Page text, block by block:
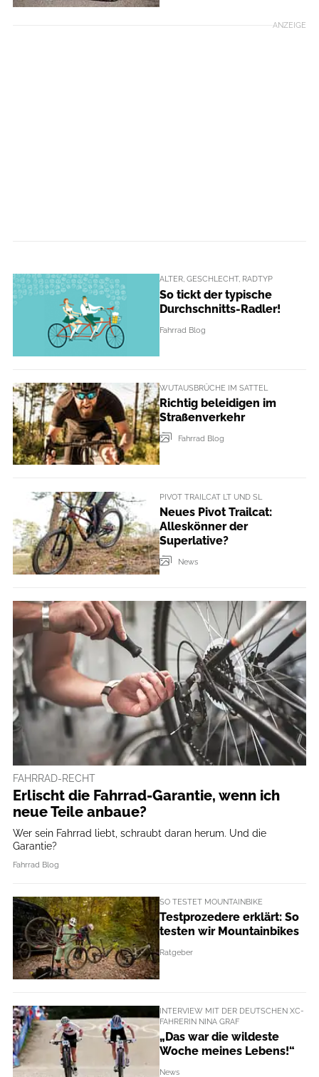
ANZEIGE
ALTER, GESCHLECHT, RADTYP
So tickt der typische
Durchschnitts-Radler!
Fahrrad Blog
WUTAUSBRÜCHE IM SATTEL
Richtig beleidigen im
Straßenverkehr
Fahrrad Blog
PIVOT TRAILCAT LT UND SL
Neues Pivot Trailcat:
Alleskönner der
Superlative?
News
FAHRRAD-RECHT
Erlischt die Fahrrad-Garantie, wenn ich
neue Teile anbaue?
Wer sein Fahrrad liebt, schraubt daran herum. Und die
Garantie?
Fahrrad Blog
SO TESTET MOUNTAINBIKE
Testprozedere erklärt: So
testen wir Mountainbikes
Ratgeber
INTERVIEW MIT DER DEUTSCHEN XC-
FAHRERIN NINA GRAF
„Das war die wildeste
Woche meines Lebens!“
News